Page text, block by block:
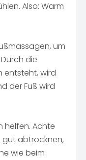
Also: Warm
um
die
entsteht, wird
der Fuß wird
helfen. Achte
abtrocknen,
wie beim